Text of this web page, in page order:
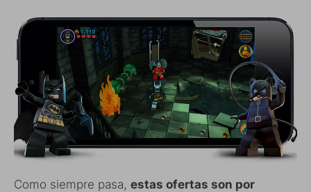
Como siempre pasa, estas ofertas son por